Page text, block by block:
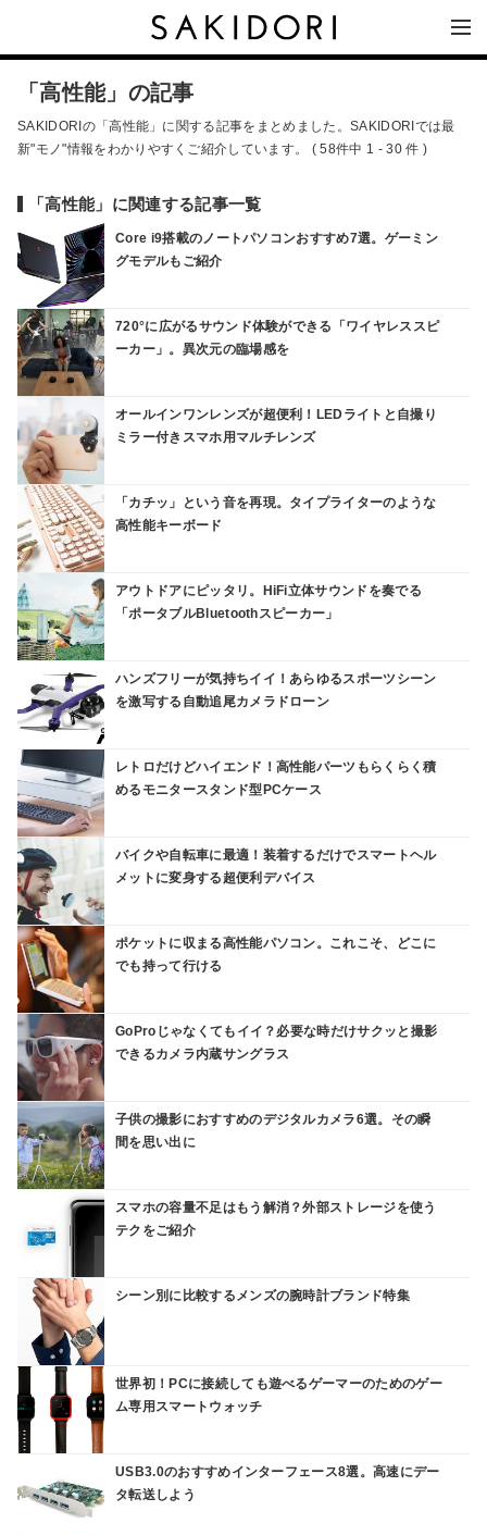
「高性能」の記事
SAKIDORIの「高性能」に関する記事をまとめました。SAKIDORIでは最
新"モノ"情報をわかりやすくご紹介しています。 ( 58件中 1 - 30 件 )
「高性能」に関連する記事一覧
Core i9搭載のノートパソコンおすすめ7選。ゲーミン
グモデルもご紹介
720°に広がるサウンド体験ができる「ワイヤレススピ
ーカー」。異次元の臨場感を
オールインワンレンズが超便利！LEDライトと自撮り
ミラー付きスマホ用マルチレンズ
「カチッ」という音を再現。タイプライターのような
高性能キーボード
アウトドアにピッタリ。HiFi立体サウンドを奏でる
「ポータブルBluetoothスピーカー」
ハンズフリーが気持ちイイ！あらゆるスポーツシーン
を激写する自動追尾カメラドローン
レトロだけどハイエンド！高性能パーツもらくらく積
めるモニタースタンド型PCケース
バイクや自転車に最適！装着するだけでスマートヘル
メットに変身する超便利デバイス
ポケットに収まる高性能パソコン。これこそ、どこに
でも持って行ける
GoProじゃなくてもイイ？必要な時だけサクッと撮影
できるカメラ内蔵サングラス
子供の撮影におすすめのデジタルカメラ6選。その瞬
間を思い出に
スマホの容量不足はもう解消？外部ストレージを使う
テクをご紹介
シーン別に比較するメンズの腕時計ブランド特集
世界初！PCに接続しても遊べるゲーマーのためのゲー
ム専用スマートウォッチ
USB3.0のおすすめインターフェース8選。高速にデー
タ転送しよう